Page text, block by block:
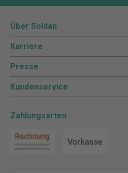
Über Soldan
Karriere
Presse
Kundenservice
Zahlungsarten